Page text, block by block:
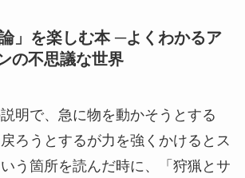
」を楽しむ本 ─よくわかるア
の不思議な世界
説明で、急に物を動かそうとする
ろうとするが力を強くかけるとス
う箇所を読んだ時に、「狩猟とサ